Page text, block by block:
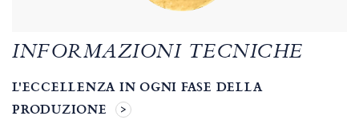
INFORMAZIONI TECNICHE
L'ECCELLENZA IN OGNI FASE DELLA
PRODUZIONE